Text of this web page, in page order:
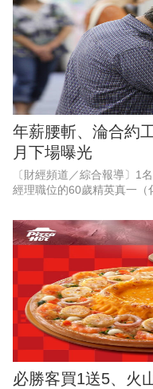
年薪腰斬、淪合約
月下場曝光
〔財經頻道／綜合報導〕1
經理職位的60歲精英真一（
由人生。
必勝客買1送5、火